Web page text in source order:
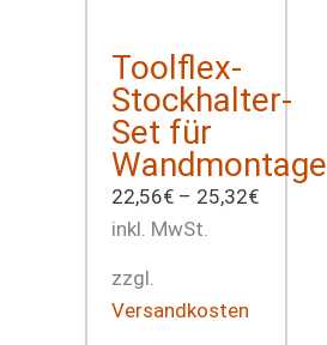
Toolflex-
Stockhalter-
Set für
Wandmontage
22,56€ – 25,32€
inkl. MwSt.
zzgl.
Versandkosten